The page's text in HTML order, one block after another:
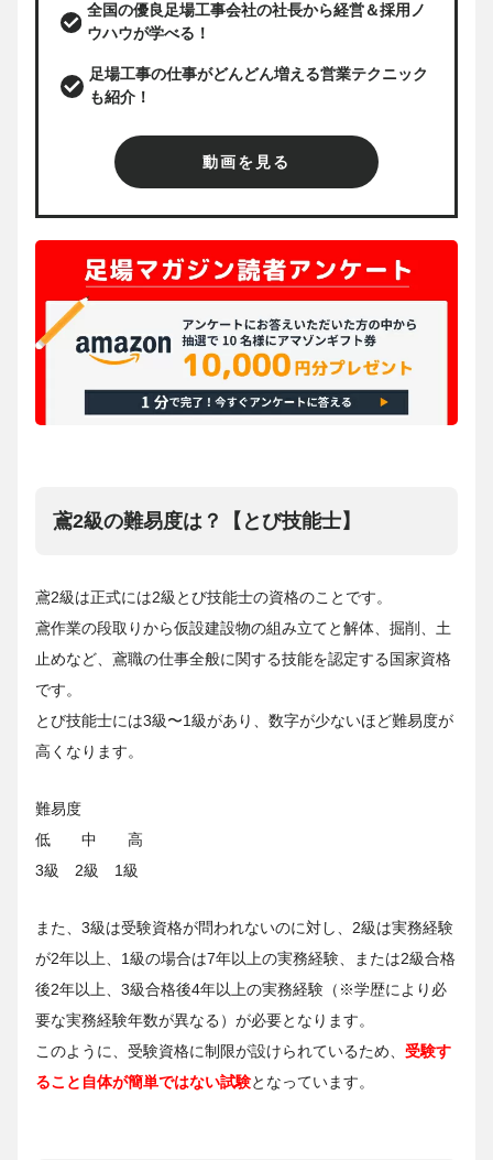
全国の優良足場工事会社の社長から経営＆採用ノ
ウハウが学べる！
足場工事の仕事がどんどん増える営業テクニック
も紹介！
動画を見る
鳶2級の難易度は？【とび技能士】
鳶2級は正式には2級とび技能士の資格のことです。
鳶作業の段取りから仮設建設物の組み立てと解体、掘削、土
止めなど、鳶職の仕事全般に関する技能を認定する国家資格
です。
とび技能士には3級〜1級があり、数字が少ないほど難易度が
高くなります。
難易度
低 中 高
3級 2級 1級
また、3級は受験資格が問われないのに対し、2級は実務経験
が2年以上、1級の場合は7年以上の実務経験、または2級合格
後2年以上、3級合格後4年以上の実務経験（※学歴により必
要な実務経験年数が異なる）が必要となります。
このように、受験資格に制限が設けられているため、 受験す
ること自体が簡単ではない試験となっています。